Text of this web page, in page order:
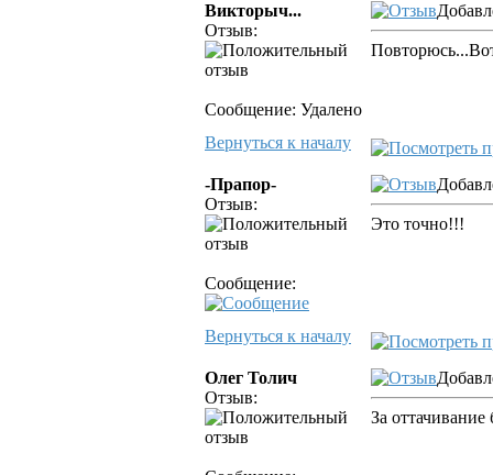
Викторыч...
Отзыв:
Сообщение: Удалено
Вернуться к началу
-Прапор-
Отзыв:
Сообщение:
Это точно!!!
Вернуться к началу
Олег Толич
Отзыв:
За